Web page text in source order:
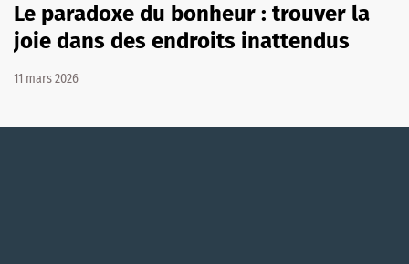
Le paradoxe du bonheur : trouver la
joie dans des endroits inattendus
11 mars 2026